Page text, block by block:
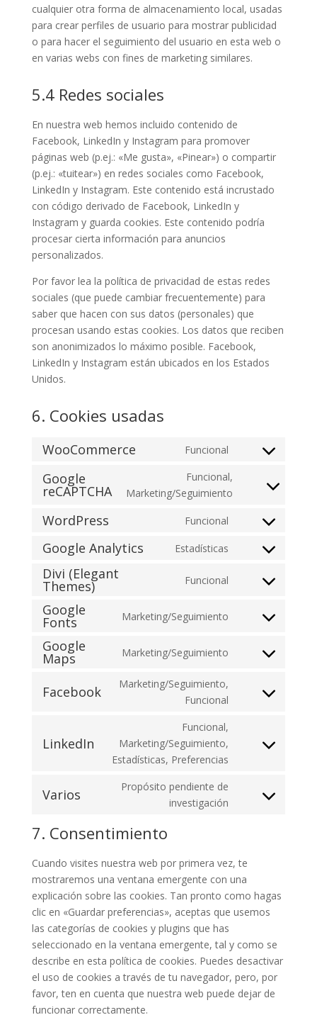
cualquier otra forma de almacenamiento local, usadas
para crear perfiles de usuario para mostrar publicidad
o para hacer el seguimiento del usuario en esta web o
en varias webs con fines de marketing similares.
5.4 Redes sociales
En nuestra web hemos incluido contenido de
Facebook, LinkedIn y Instagram para promover
páginas web (p.ej.: «Me gusta», «Pinear») o compartir
(p.ej.: «tuitear») en redes sociales como Facebook,
LinkedIn y Instagram. Este contenido está incrustado
con código derivado de Facebook, LinkedIn y
Instagram y guarda cookies. Este contenido podría
procesar cierta información para anuncios
personalizados.
Por favor lea la política de privacidad de estas redes
sociales (que puede cambiar frecuentemente) para
saber que hacen con sus datos (personales) que
procesan usando estas cookies. Los datos que reciben
son anonimizados lo máximo posible. Facebook,
LinkedIn y Instagram están ubicados en los Estados
Unidos.
6. Cookies usadas
WooCommerce Funcional
Consent
service
Google
reCAPTCHA
Funcional,
Marketing/Seguimiento
Consent
service
recaptcha
WordPress Funcional
Consent
wordpress
Google Analytics Estadísticas
Consent
service
analytics
Divi (Elegant
Themes) Funcional
Consent
service
(elegant-
Google
Fonts Marketing/Seguimiento
Consent
service
fonts
Google
Maps Marketing/Seguimiento
Consent
service
Facebook
Marketing/Seguimiento,
Funcional
Consent
facebook
LinkedIn
Funcional,
Marketing/Seguimiento,
Estadísticas, Preferencias
Consent
linkedin
Varios
Propósito pendiente de
investigación
Consent
7. Consentimiento
Cuando visites nuestra web por primera vez, te
mostraremos una ventana emergente con una
explicación sobre las cookies. Tan pronto como hagas
clic en «Guardar preferencias», aceptas que usemos
las categorías de cookies y plugins que has
seleccionado en la ventana emergente, tal y como se
describe en esta política de cookies. Puedes desactivar
el uso de cookies a través de tu navegador, pero, por
favor, ten en cuenta que nuestra web puede dejar de
funcionar correctamente.